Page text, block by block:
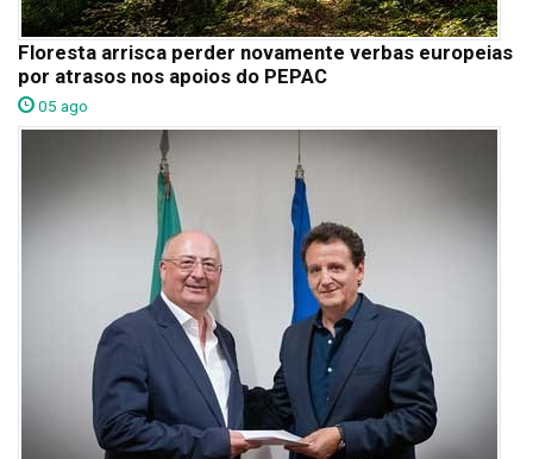
Floresta arrisca perder novamente verbas europeias
por atrasos nos apoios do PEPAC
05 ago